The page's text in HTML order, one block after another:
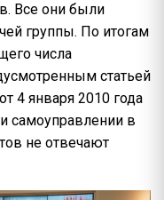
Все они были
группы. По итогам
числа
статьей
4 января 2010 года
самоуправлении в
не отвечают